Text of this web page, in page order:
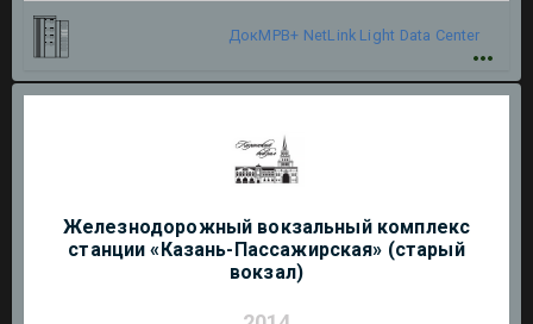
ДокМРВ+ NetLink Light Data Center
Железнодорожный вокзальный комплекс
станции «Казань-Пассажирская» (старый
вокзал)